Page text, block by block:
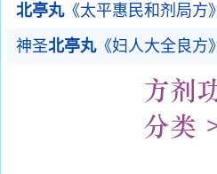
北亭丸《太平惠民和剂局方》
神圣北亭丸《妇人大全良方》